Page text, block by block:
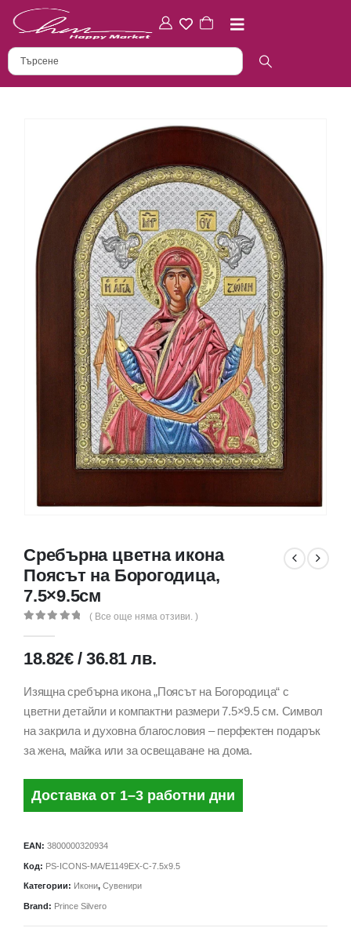
Сребърна цветна икона
Поясът на Борогодица,
7.5×9.5см
( Все още няма отзиви. )
18.82€ /36.81лв.
Изящна сребърна икона „Поясът на Богородица“ с
цветни детайли и компактни размери 7.5×9.5 см. Символ
на закрила и духовна благословия – перфектен подарък
за жена, майка или за освещаване на дома.
Доставка от 1–3 работни дни
EAN: 3800000320934
Код: PS-ICONS-MA/E1149EX-C-7.5x9.5
Категории: Икони, Сувенири
Brand: Prince Silvero